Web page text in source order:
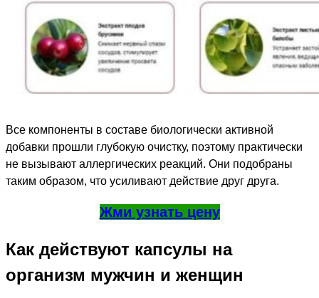
Все компоненты в составе биологически активной
добавки прошли глубокую очистку, поэтому практически
не вызывают аллергических реакций. Они подобраны
таким образом, что усиливают действие друг друга.
Жми узнать цену
Как действуют капсулы на
организм мужчин и женщин